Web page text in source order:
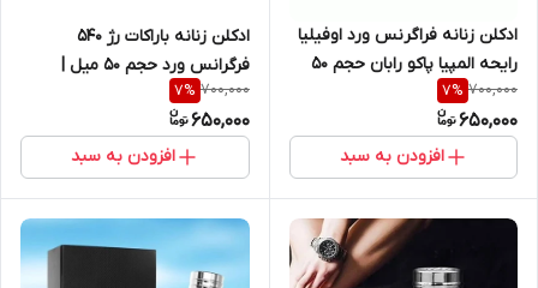
ادکلن زنانه فراگرنس ورد اوفیلیا
رایحه المپیا پاکو رابان حجم ۵۰
میل
700,000
7%
650,000
افزودن به سبد
ادکلن زنانه باراکات رژ 540
فرگرانس ورد حجم ۵۰ میل |
Barakkat Rouge 540
Fragrance World 50 ml
700,000
7%
650,000
افزودن به سبد